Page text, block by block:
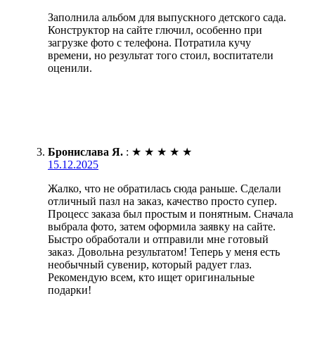
Заполнила альбом для выпускного детского сада.
Конструктор на сайте глючил, особенно при
загрузке фото с телефона. Потратила кучу
времени, но результат того стоил, воспитатели
оценили.
Бронислава Я. : ★ ★ ★ ★ ★
15.12.2025
Жалко, что не обратилась сюда раньше. Сделали
отличный пазл на заказ, качество просто супер.
Процесс заказа был простым и понятным. Сначала
выбрала фото, затем оформила заявку на сайте.
Быстро обработали и отправили мне готовый
заказ. Довольна результатом! Теперь у меня есть
необычный сувенир, который радует глаз.
Рекомендую всем, кто ищет оригинальные
подарки!